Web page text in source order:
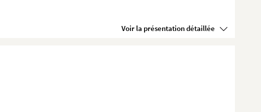
Voir la présentation détaillée